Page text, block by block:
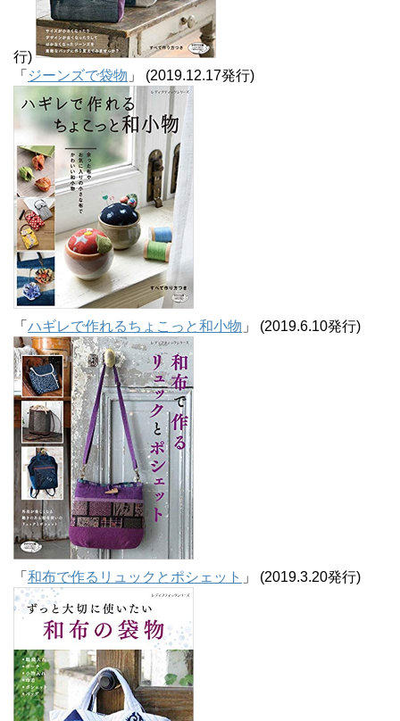
行)
「 ジーンズで袋物 」 (2019.12.17発行)
「 ハギレで作れるちょこっと和小物 」 (2019.6.10発行)
「 和布で作るリュックとポシェット 」 (2019.3.20発行)